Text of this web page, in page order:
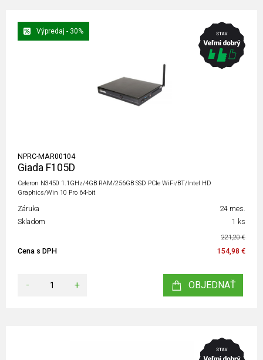
Výpredaj - 30%
NPRC-MAR00104
Giada F105D
Celeron N3450 1.1GHz/4GB RAM/256GB SSD PCIe WiFi/BT/Intel HD
Graphics/Win 10 Pro 64-bit
Záruka
24 mes.
Skladom
1 ks
221,20 €
Cena s DPH 154,98 €
- + OBJEDNAŤ